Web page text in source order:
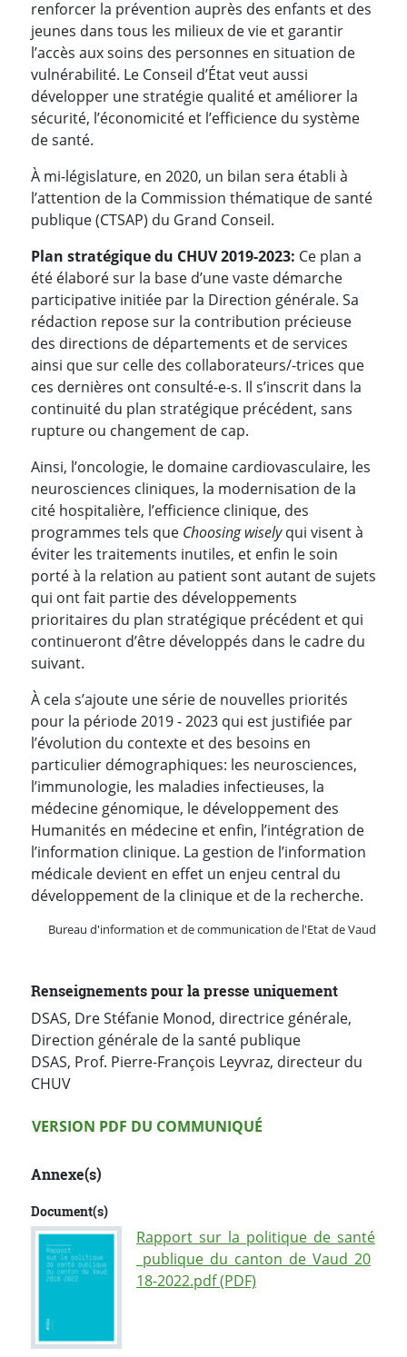
renforcer la prévention auprès des enfants et des
jeunes dans tous les milieux de vie et garantir
l’accès aux soins des personnes en situation de
vulnérabilité. Le Conseil d’État veut aussi
développer une stratégie qualité et améliorer la
sécurité, l’économicité et l’efficience du système
de santé.
À mi-législature, en 2020, un bilan sera établi à
l’attention de la Commission thématique de santé
publique (CTSAP) du Grand Conseil.
Plan stratégique du CHUV 2019-2023: Ce plan a
été élaboré sur la base d’une vaste démarche
participative initiée par la Direction générale. Sa
rédaction repose sur la contribution précieuse
des directions de départements et de services
ainsi que sur celle des collaborateurs/-trices que
ces dernières ont consulté-e-s. Il s’inscrit dans la
continuité du plan stratégique précédent, sans
rupture ou changement de cap.
Ainsi, l’oncologie, le domaine cardiovasculaire, les
neurosciences cliniques, la modernisation de la
cité hospitalière, l’efficience clinique, des
programmes tels que Choosing wiselyqui visent à
éviter les traitements inutiles, et enfin le soin
porté à la relation au patient sont autant de sujets
qui ont fait partie des développements
prioritaires du plan stratégique précédent et qui
continueront d’être développés dans le cadre du
suivant.
À cela s’ajoute une série de nouvelles priorités
pour la période 2019 - 2023 qui est justifiée par
l’évolution du contexte et des besoins en
particulier démographiques: les neurosciences,
l’immunologie, les maladies infectieuses, la
médecine génomique, le développement des
Humanités en médecine et enfin, l’intégration de
l’information clinique. La gestion de l’information
médicale devient en effet un enjeu central du
développement de la clinique et de la recherche.
Bureau d'information et de communication de l'Etat de Vaud
Renseignements pour la presse uniquement
DSAS, Dre Stéfanie Monod, directrice générale,
Direction générale de la santé publique
DSAS, Prof. Pierre-François Leyvraz, directeur du
CHUV
Version PDF
VERSION PDF DU COMMUNIQUÉ
Annexe(s)
Document(s)
Rapport_sur_la_politique_de_santé
_publique_du_canton_de_Vaud_20
18-2022.pdf (PDF)